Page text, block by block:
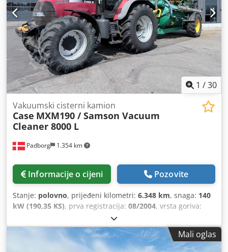
1 /30
Padborg 1.354 km
Vakuumski cisterni kamion
Case MXM190 / Samson Vacuum
Cleaner 8000 L
Informacije o cijeni Pozovite
Stanje: polovno, prijeđeni kilometri: 6.348 km, snaga: 140
kW (190,35 KS), prva registracija: 08/2004, vrsta goriva:
2004,
Mali oglas